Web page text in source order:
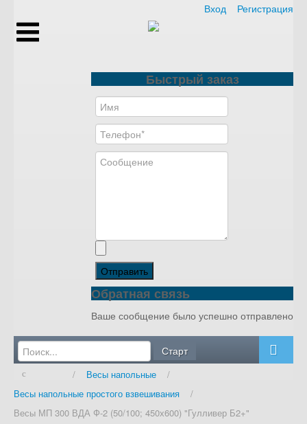
Вход Регистрация
Быстрый заказ
Отправить
Обратная связь
Ваше сообщение было успешно отправлено
Главная
О компании
/ Весы напольные
/
Весы напольные простого взвешивания
/
Весы МП 300 ВДА Ф-2 (50/100; 450х600) "Гулливер Б2+"